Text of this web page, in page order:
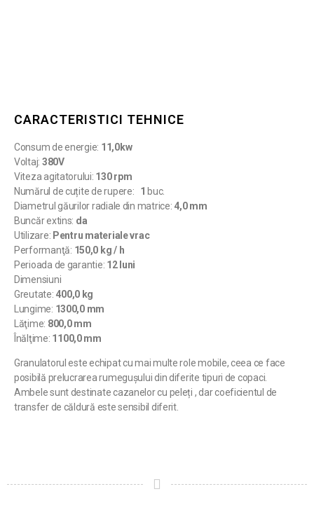
CARACTERISTICI TEHNICE
Consum de energie: 11,0kw
Voltaj: 380V
Viteza agitatorului: 130 rpm
Numărul de cuțite de rupere: 1 buc.
Diametrul găurilor radiale din matrice: 4,0 mm
Buncăr extins: da
Utilizare: Pentru materiale vrac
Performanţă: 150,0 kg / h
Perioada de garantie: 12 luni
Dimensiuni
Greutate: 400,0 kg
Lungime: 1300,0 mm
Lăţime: 800,0 mm
Înălţime: 1100,0 mm
Granulatorul este echipat cu mai multe role mobile, ceea ce face
posibilă prelucrarea rumegușului din diferite tipuri de copaci.
Ambele sunt destinate cazanelor cu peleți , dar coeficientul de
transfer de căldură este sensibil diferit.